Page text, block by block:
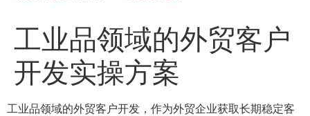
工业品领域的外贸客户
开发实操方案
工业品领域的外贸客户开发，作为外贸企业获取长期稳定客